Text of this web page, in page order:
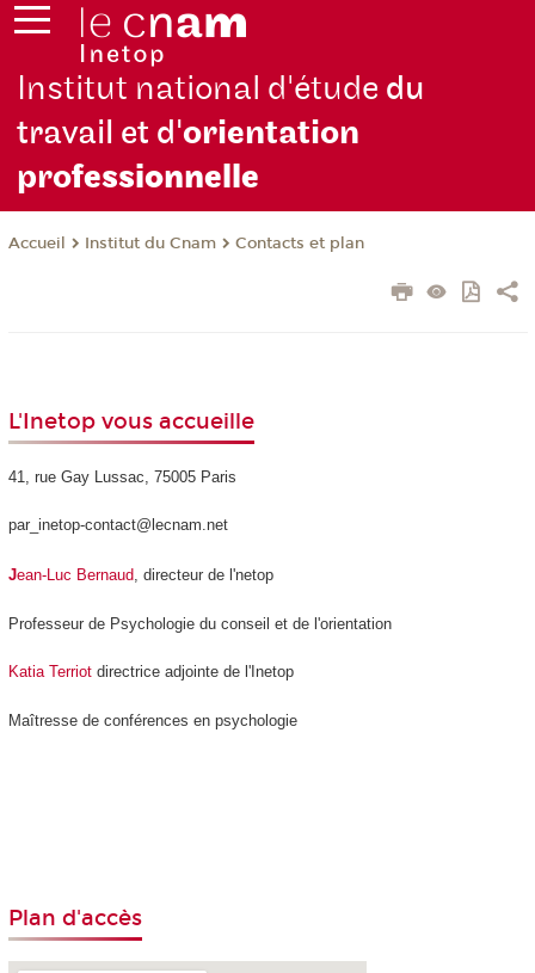
Institut national d'étude du
travail et d'orientation
professionnelle
Accueil Institut du Cnam Contacts et plan
L'Inetop vous accueille
41, rue Gay Lussac, 75005 Paris
par_inetop-contact@lecnam.net
Jean-Luc Bernaud, directeur de l'netop
Professeur de Psychologie du conseil et de l'orientation
Katia Terriotdirectrice adjointe de l'Inetop
Maîtresse de conférences en psychologie
Plan d'accès